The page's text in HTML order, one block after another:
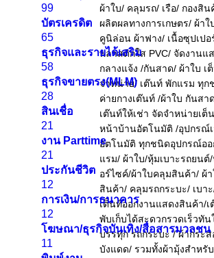
99
บัตรเครดิต
65
ธุรกิจและรายได้เสริม
58
ธุรกิจขายตรง(MLM)
28
สินเชื่อ
21
งาน Parttime
21
ประกันชีวิต
12
การเงิน/การธนาคาร
12
โฆษณา/ธุรกิจบันเทิง/สื่อสารมวลชน
11